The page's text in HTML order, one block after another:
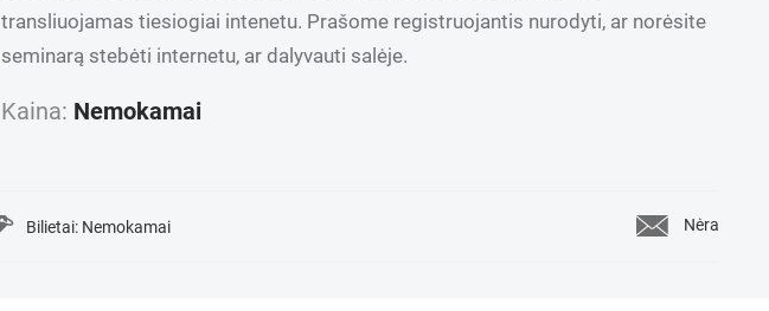
transliuojamas tiesiogiai intenetu. Prašome registruojantis nurodyti, ar norėsite
seminarą stebėti internetu, ar dalyvauti salėje.
Kaina: Nemokamai
Bilietai: Nemokamai Nėra